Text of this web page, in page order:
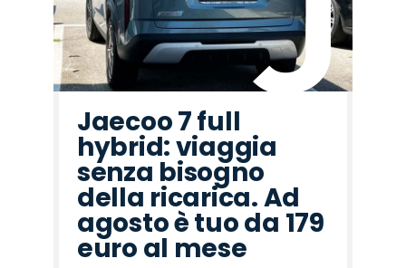
Jaecoo 7 full
hybrid: viaggia
senza bisogno
della ricarica. Ad
agosto è tuo da 179
euro al mese